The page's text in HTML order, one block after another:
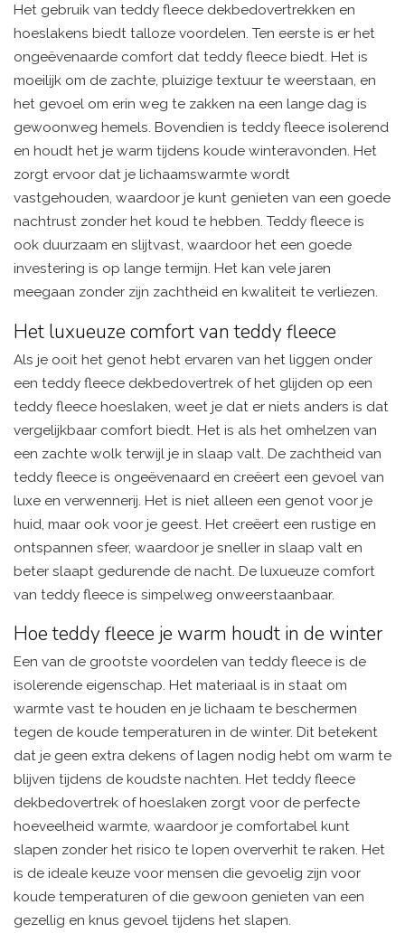
Het gebruik van teddy fleece dekbedovertrekken en
hoeslakens biedt talloze voordelen. Ten eerste is er het
ongeëvenaarde comfort dat teddy fleece biedt. Het is
moeilijk om de zachte, pluizige textuur te weerstaan, en
het gevoel om erin weg te zakken na een lange dag is
gewoonweg hemels. Bovendien is teddy fleece isolerend
en houdt het je warm tijdens koude winteravonden. Het
zorgt ervoor dat je lichaamswarmte wordt
vastgehouden, waardoor je kunt genieten van een goede
nachtrust zonder het koud te hebben. Teddy fleece is
ook duurzaam en slijtvast, waardoor het een goede
investering is op lange termijn. Het kan vele jaren
meegaan zonder zijn zachtheid en kwaliteit te verliezen.
Het luxueuze comfort van teddy fleece
Als je ooit het genot hebt ervaren van het liggen onder
een teddy fleece dekbedovertrek of het glijden op een
teddy fleece hoeslaken, weet je dat er niets anders is dat
vergelijkbaar comfort biedt. Het is als het omhelzen van
een zachte wolk terwijl je in slaap valt. De zachtheid van
teddy fleece is ongeëvenaard en creëert een gevoel van
luxe en verwennerij. Het is niet alleen een genot voor je
huid, maar ook voor je geest. Het creëert een rustige en
ontspannen sfeer, waardoor je sneller in slaap valt en
beter slaapt gedurende de nacht. De luxueuze comfort
van teddy fleece is simpelweg onweerstaanbaar.
Hoe teddy fleece je warm houdt in de winter
Een van de grootste voordelen van teddy fleece is de
isolerende eigenschap. Het materiaal is in staat om
warmte vast te houden en je lichaam te beschermen
tegen de koude temperaturen in de winter. Dit betekent
dat je geen extra dekens of lagen nodig hebt om warm te
blijven tijdens de koudste nachten. Het teddy fleece
dekbedovertrek of hoeslaken zorgt voor de perfecte
hoeveelheid warmte, waardoor je comfortabel kunt
slapen zonder het risico te lopen oververhit te raken. Het
is de ideale keuze voor mensen die gevoelig zijn voor
koude temperaturen of die gewoon genieten van een
gezellig en knus gevoel tijdens het slapen.